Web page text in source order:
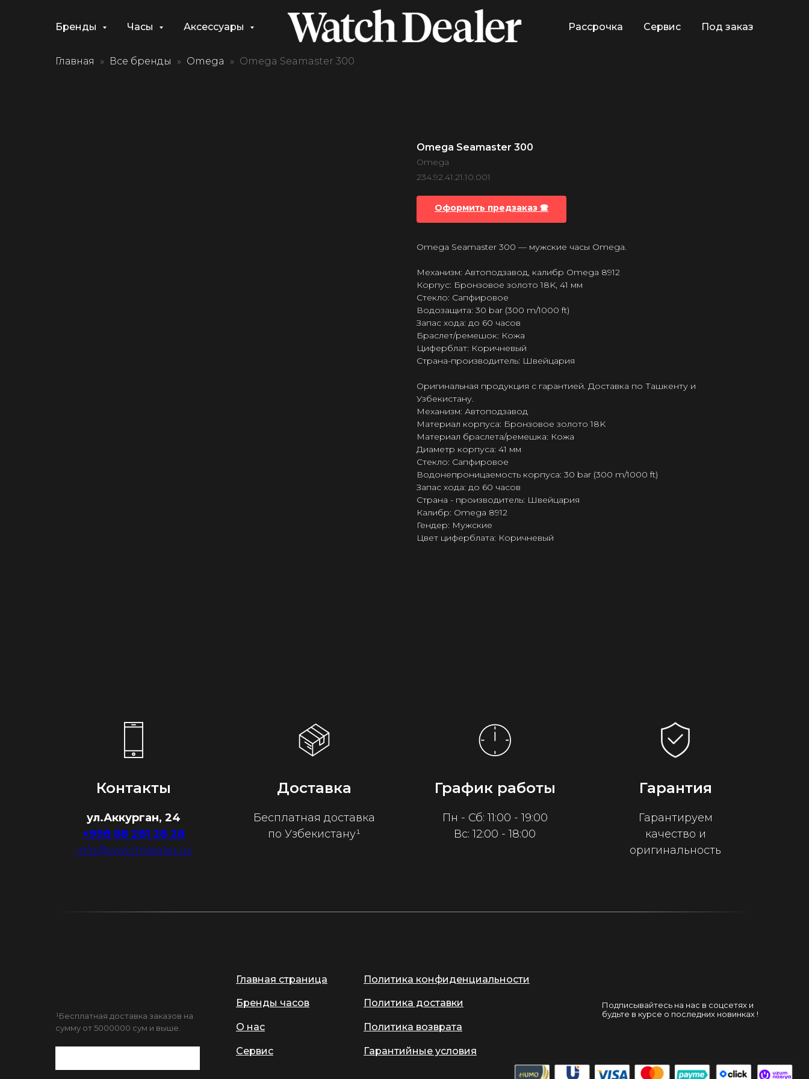
Бренды Часы Аксессуары Рассрочка Сервис Под заказ
Главная Все бренды Omega Omega Seamaster 300
Omega Seamaster 300
Omega
234.92.41.21.10.001
Оформить предзаказ 🕿
Omega Seamaster 300 — мужские часы Omega.
Механизм: Автоподзавод, калибр Omega 8912
Корпус: Бронзовое золото 18K, 41 мм
Стекло: Сапфировое
Водозащита: 30 bar (300 m/1000 ft)
Запас хода: до 60 часов
Браслет/ремешок: Кожа
Циферблат: Коричневый
Страна-производитель: Швейцария
Оригинальная продукция с гарантией. Доставка по Ташкенту и
Узбекистану.
Механизм: Автоподзавод
Материал корпуса: Бронзовое золото 18K
Материал браслета/ремешка: Кожа
Диаметр корпуса: 41 мм
Стекло: Сапфировое
Водонепроницаемость корпуса: 30 bar (300 m/1000 ft)
Запас хода: до 60 часов
Страна - производитель: Швейцария
Калибр: Omega 8912
Гендер: Мужские
Цвет циферблата: Коричневый
Контакты
ул.Аккурган, 24
+998 88 281 28 28
info@watchdealer.uz
Доставка
Бесплатная доставка
по Узбекистану¹
График работы
Пн - Сб: 11:00 - 19:00
Вс: 12:00 - 18:00
Гарантия
Гарантируем
качество и
оригинальность
Подписывайтесь на нас в соцсетях и
будьте в курсе о последних новинках !
Главная страница
Бренды часов
О нас
Сервис
¹Бесплатная доставка заказов на
сумму от 5000000 сум и выше.
Политика конфиденциальности
Политика доставки
Политика возврата
Гарантийные условия